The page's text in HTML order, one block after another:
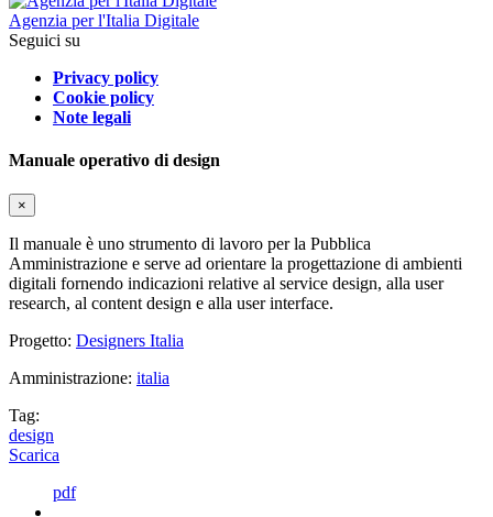
Agenzia per l'Italia Digitale
Seguici su
Privacy policy
Cookie policy
Note legali
Manuale operativo di design
×
Il manuale è uno strumento di lavoro per la Pubblica
Amministrazione e serve ad orientare la progettazione di ambienti
digitali fornendo indicazioni relative al service design, alla user
research, al content design e alla user interface.
Progetto: Designers Italia
Amministrazione: italia
Tag:
design
Scarica
pdf